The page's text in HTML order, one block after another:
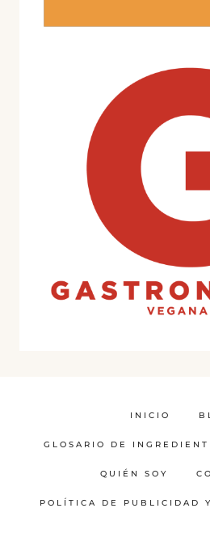
INICIO
GLOSARIO DE
QUIÉN SOY
POLÍTICA DE PUBLICIDAD